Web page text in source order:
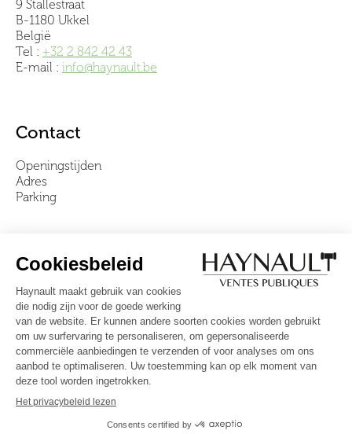
9 Stallestraat
B-1180 Ukkel
België
Tel : +32 2 842 42 43
E-mail : info@haynault.be
Contact
Openingstijden
Adres
Parking
Over ons
Ons team
Video's
Veelgestelde vragen
Algemene voorwaarden
Volg ons